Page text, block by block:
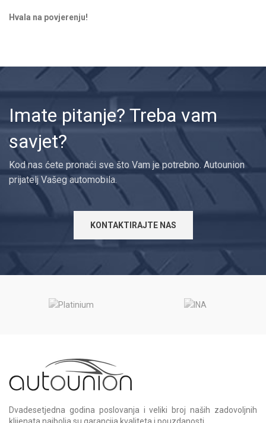
Hvala na povjerenju!
Imate pitanje? Treba vam
savjet?
Kod nas ćete pronaći sve što Vam je potrebno. Autounion
prijatelj Vašeg automobila.
KONTAKTIRAJTE NAS
Dvadesetjedna godina poslovanja i veliki broj naših zadovoljnih
klijenata najbolja su garancija kvaliteta i pouzdanosti.